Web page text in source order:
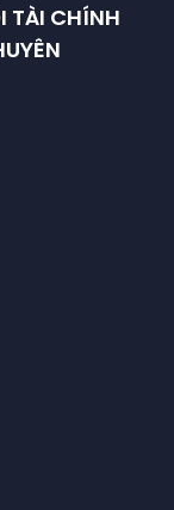
TÀI CHÍNH